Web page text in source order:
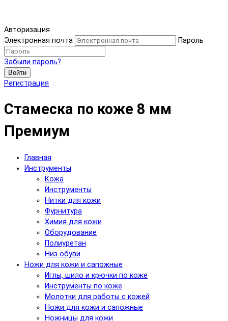
Авторизация
Электронная почта
Пароль
Забыли пароль?
Войти
Регистрация
Стамеска по коже 8 мм
Премиум
Главная
Инструменты
Кожа
Инструменты
Нитки для кожи
Фурнитура
Химия для кожи
Оборудование
Полиуретан
Низ обуви
Ножи для кожи и сапожные
Иглы, шило и крючки по коже
Инструменты по коже
Молотки для работы с кожей
Ножи для кожи и сапожные
Ножницы для кожи